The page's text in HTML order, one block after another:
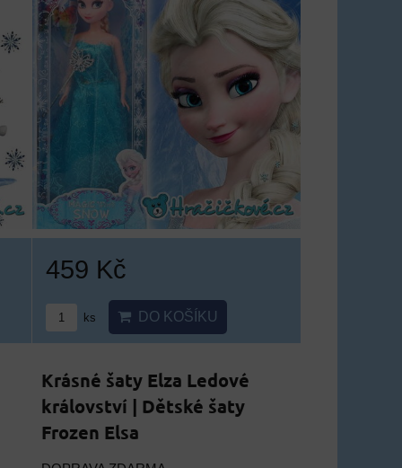
459 Kč
ks DO KOŠÍKU
Krásné šaty Elza Ledové
království | Dětské šaty
Frozen Elsa